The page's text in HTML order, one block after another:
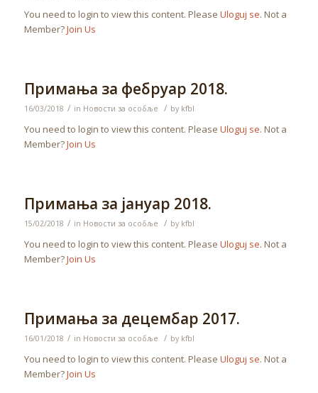
You need to login to view this content. Please Uloguj se. Not a
Member?Join Us
Примања за фебруар 2018.
16/03/2018 / in Новости за особље / by kfbl
You need to login to view this content. Please Uloguj se. Not a
Member?Join Us
Примања за јануар 2018.
15/02/2018 / in Новости за особље / by kfbl
You need to login to view this content. Please Uloguj se. Not a
Member?Join Us
Примања за децембар 2017.
16/01/2018 / in Новости за особље / by kfbl
You need to login to view this content. Please Uloguj se. Not a
Member?Join Us